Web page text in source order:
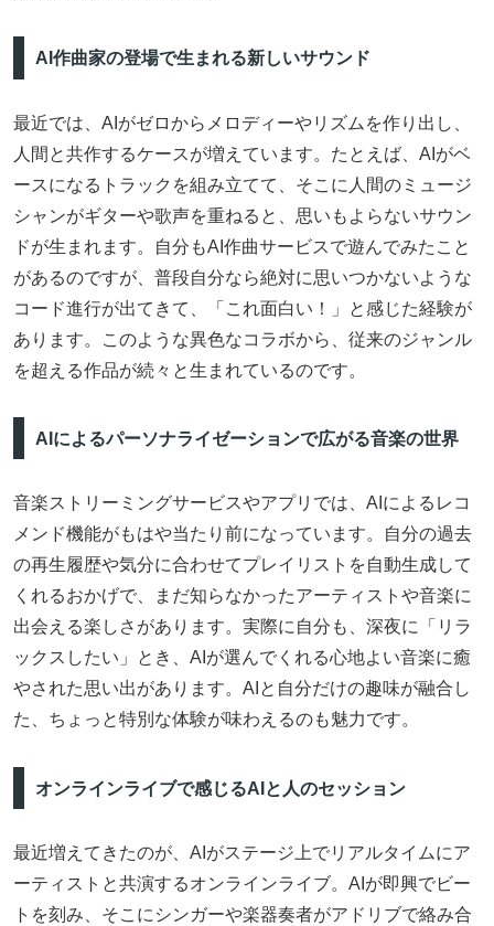
AI作曲家の登場で生まれる新しいサウンド
最近では、AIがゼロからメロディーやリズムを作り出し、
人間と共作するケースが増えています。たとえば、AIがベ
ースになるトラックを組み立てて、そこに人間のミュージ
シャンがギターや歌声を重ねると、思いもよらないサウン
ドが生まれます。自分もAI作曲サービスで遊んでみたこと
があるのですが、普段自分なら絶対に思いつかないような
コード進行が出てきて、「これ面白い！」と感じた経験が
あります。このような異色なコラボから、従来のジャンル
を超える作品が続々と生まれているのです。
AIによるパーソナライゼーションで広がる音楽の世界
音楽ストリーミングサービスやアプリでは、AIによるレコ
メンド機能がもはや当たり前になっています。自分の過去
の再生履歴や気分に合わせてプレイリストを自動生成して
くれるおかげで、まだ知らなかったアーティストや音楽に
出会える楽しさがあります。実際に自分も、深夜に「リラ
ックスしたい」とき、AIが選んでくれる心地よい音楽に癒
やされた思い出があります。AIと自分だけの趣味が融合し
た、ちょっと特別な体験が味わえるのも魅力です。
オンラインライブで感じるAIと人のセッション
最近増えてきたのが、AIがステージ上でリアルタイムにア
ーティストと共演するオンラインライブ。AIが即興でビー
トを刻み、そこにシンガーや楽器奏者がアドリブで絡み合